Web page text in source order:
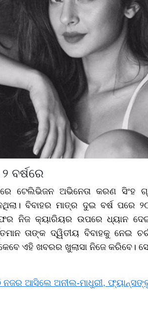
ବର୍ଷରେ
ଟେଲିଭିଜନ ଅଭିନେତା କରଣ ସିଂହ
ବିବାହର ମାତ୍ର ଦୁଇ ବର୍ଷ ପରେ
ନିଜ କ୍ୟାରିୟର ଉପରେ ଧ୍ୟାନ
ତାଙ୍କ ଦ୍ୱିତୀୟ ବିବାହକୁ ନେଇ
ଏହି ଖବରର ଖୁଲାସା ନିଜେ କରିବେ।
ନଜର ଆସିଲେ ଅନୀଲ-ମାଧୁରୀ,